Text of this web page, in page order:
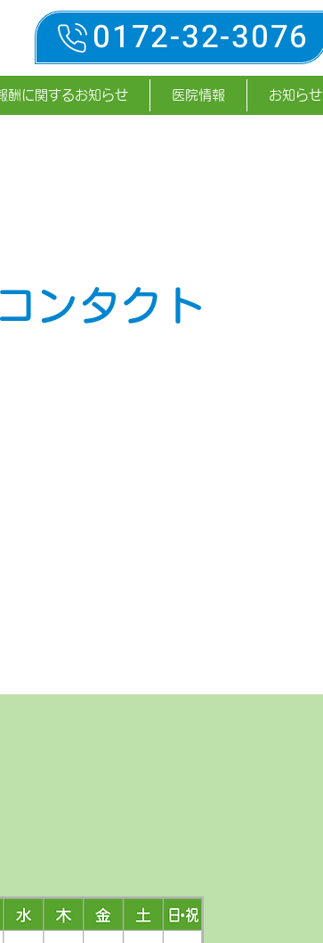
0172-32-3076
酬に関するお知らせ 医院情報 お知らせ
ンタクト